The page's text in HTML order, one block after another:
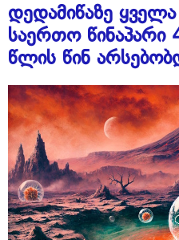
დედამიწაზე
საერთო
წლის წინ